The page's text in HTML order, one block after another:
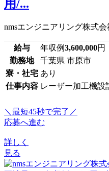
用/...
nmsエンジニアリング株式会
給与 年収例3,600,000円
勤務地
千葉県 市原市
寮・社宅 あり
仕事内容 レーザー加工機設
＼最短45秒で完了／
応募へ進む
詳しく
見る